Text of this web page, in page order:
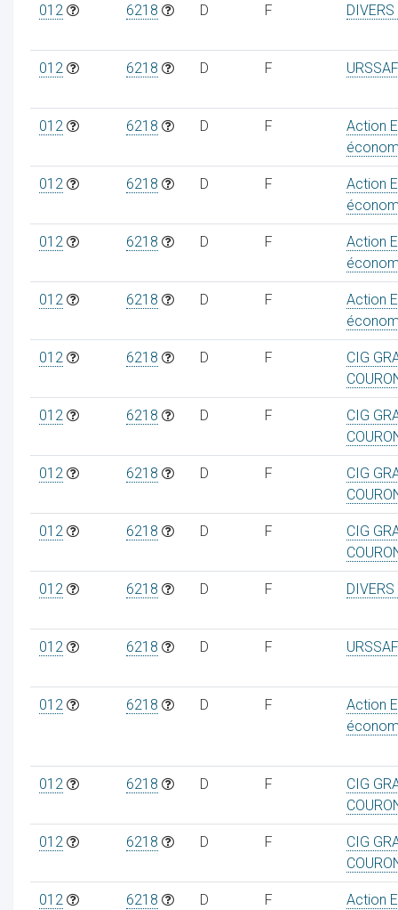
012 6218 D F
012 6218 D F
012 6218 D F
Action
012 6218 D F
Action
012 6218 D F
Action
012 6218 D F
Action
012 6218 D F
CIG
012 6218 D F
CIG
012 6218 D F
CIG
012 6218 D F
CIG
012 6218 D F
012 6218 D F
012 6218 D F
Action
012 6218 D F
CIG
012 6218 D F
CIG
012 6218 D F
Action